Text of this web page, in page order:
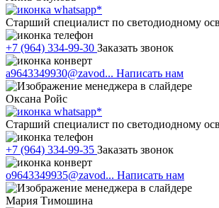
Старший специалист по светодиодному
+7 (964) 334-99-30 Заказать звонок
a9643349930@zavod... Написать нам
Оксана Ройс
Старший специалист по светодиодному
+7 (964) 334-99-35 Заказать звонок
o9643349935@zavod... Написать нам
Мария Тимошина